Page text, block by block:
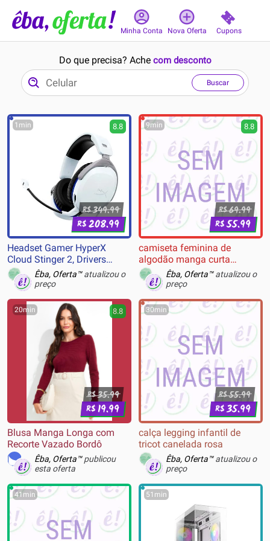
Minha Conta Nova Oferta Cupons
Do que precisa? Ache com desconto
Buscar
1min 8.8
R$349.99
R$208.99
Headset Gamer HyperX
Cloud Stinger 2, Drivers
50mm, Branco, Playstation -
75X29AA
Êba, Oferta™atualizou o
preço
9min 8.8
R$69.99
R$55.99
camiseta feminina de
algodão manga curta
estampada off white
Êba, Oferta™atualizou o
preço
20min 8.8
R$35.99
R$19.99
Blusa Manga Longa com
Recorte Vazado Bordô
Êba, Oferta™publicou
esta oferta
30min
R$55.99
R$35.99
calça legging infantil de
tricot canelada rosa
Êba, Oferta™atualizou o
preço
41min 51min